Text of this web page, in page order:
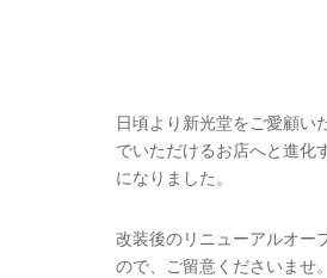
日頃より新光堂をご愛顧い
でいただけるお店へと進化
になりました。
改装後のリニューアルオー
ので、ご留意くださいませ。